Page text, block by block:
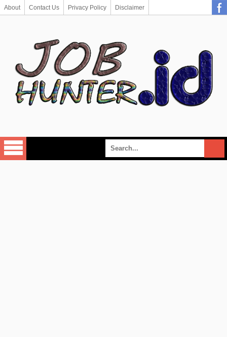
About Contact Us Privacy Policy Disclaimer